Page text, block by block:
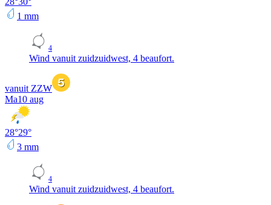
1 mm
4
Wind vanuit zuidzuidwest, 4 beaufort.
vanuit ZZW
Ma10 aug
28°29°
3 mm
4
Wind vanuit zuidzuidwest, 4 beaufort.